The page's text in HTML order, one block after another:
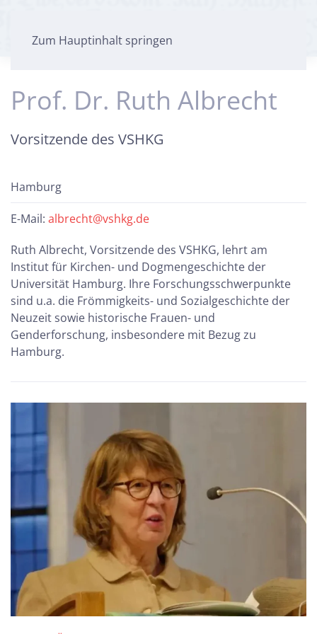
Zum Hauptinhalt springen
Prof. Dr. Ruth Albrecht
Vorsitzende des VSHKG
Hamburg
E-Mail: albrecht@vshkg.de
Ruth Albrecht, Vorsitzende des VSHKG, lehrt am
Institut für Kirchen- und Dogmengeschichte der
Universität Hamburg. Ihre Forschungsschwerpunkte
sind u.a. die Frömmigkeits- und Sozialgeschichte der
Neuzeit sowie historische Frauen- und
Genderforschung, insbesondere mit Bezug zu
Hamburg.